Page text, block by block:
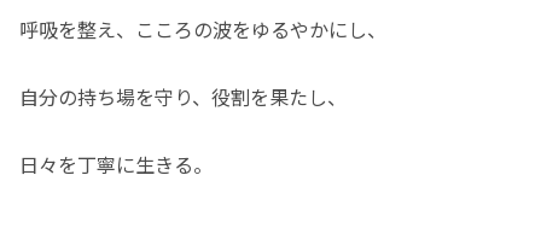
呼吸を整え、こころの波をゆるやかにし、
自分の持ち場を守り、役割を果たし、
日々を丁寧に生きる。